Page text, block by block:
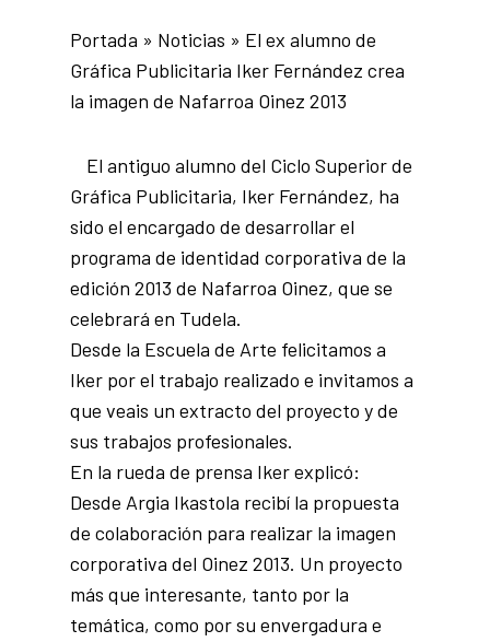
Portada » Noticias » El ex alumno de
Gráfica Publicitaria Iker Fernández crea
la imagen de Nafarroa Oinez 2013
El antiguo alumno del Ciclo Superior de
Gráfica Publicitaria, Iker Fernández, ha
sido el encargado de desarrollar el
programa de identidad corporativa de la
edición 2013 de Nafarroa Oinez, que se
celebrará en Tudela.
Desde la Escuela de Arte felicitamos a
Iker por el trabajo realizado e invitamos a
que veais un extracto del proyecto y de
sus trabajos profesionales.
En la rueda de prensa Iker explicó:
Desde Argia Ikastola recibí la propuesta
de colaboración para realizar la imagen
corporativa del Oinez 2013. Un proyecto
más que interesante, tanto por la
temática, como por su envergadura e